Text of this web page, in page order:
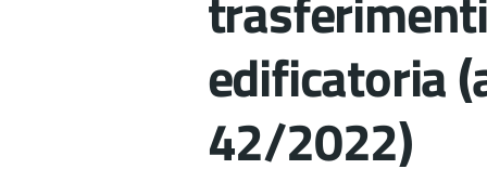
edificatoria
42/2022)